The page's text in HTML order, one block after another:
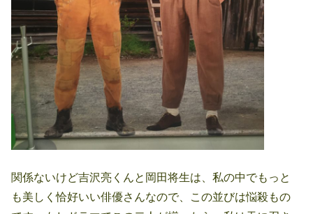
関係ないけど吉沢亮くんと岡田将生は、私の中でもっと
も美しく恰好いい俳優さんなので、この並びは悩殺もの